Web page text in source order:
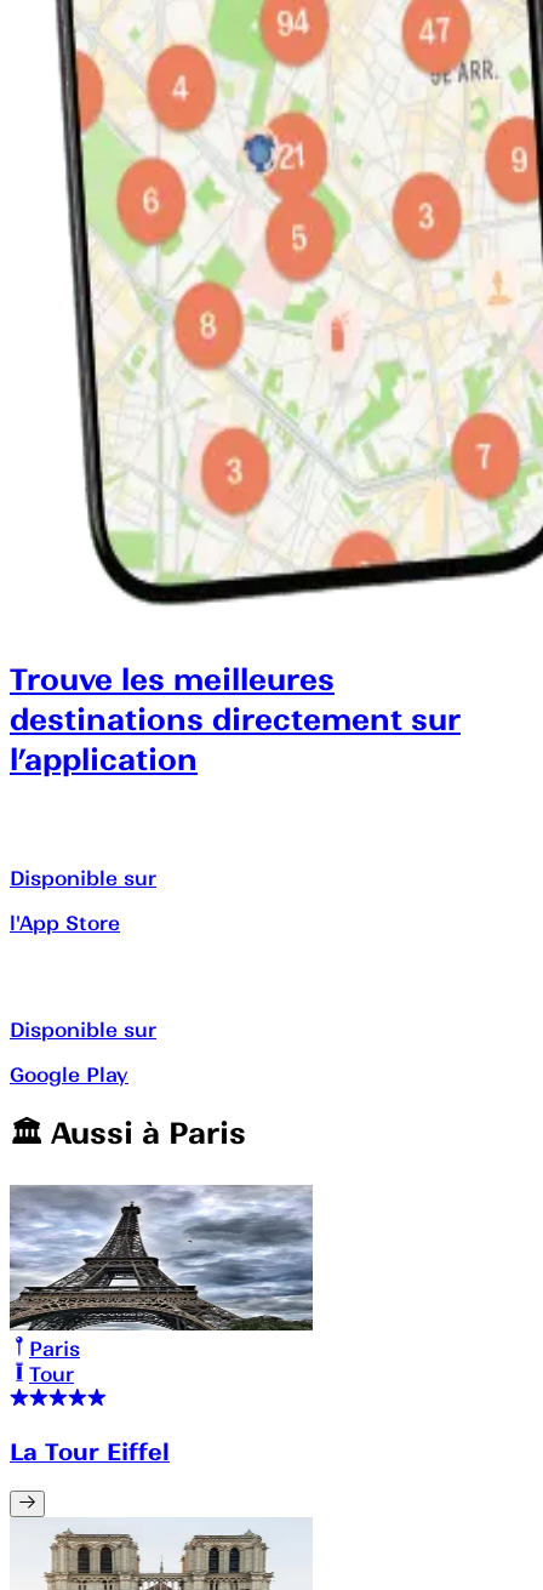
Trouve les meilleures
destinations directement sur
l’application
Disponible sur
l'App Store
Disponible sur
Google Play
🏛️️ Aussi à Paris
Paris
Tour
La Tour Eiffel